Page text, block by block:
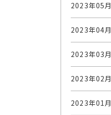
2023年05月
2023年04月
2023年03月
2023年02月
2023年01月